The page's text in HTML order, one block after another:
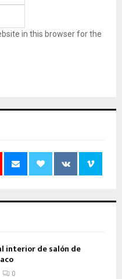
in this browser for the
interior de salón de
0